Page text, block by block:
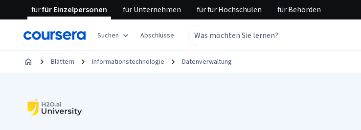
fürfür Einzelpersonen fürUnternehmen fürfür Hochschulen fürBehörden
Suchen Abschlüsse
Blättern Informationstechnologie Datenverwaltung